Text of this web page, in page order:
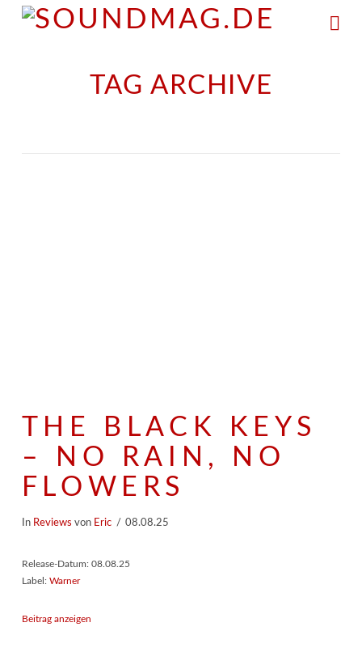
TAG ARCHIVE
THE BLACK KEYS
– NO RAIN, NO
FLOWERS
In Reviews von Eric 08.08.25
Release-Datum: 08.08.25
Label: Warner
Beitrag anzeigen